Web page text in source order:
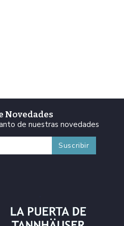
Novedades
de nuestras novedades